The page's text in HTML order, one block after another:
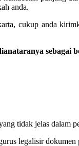
anda.
cukup anda
sebagai
tidak jelas dalam
legalisir